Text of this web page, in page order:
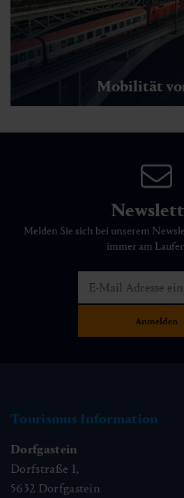
Mobilität
Melden Sie sich bei unserem
immer am
Tourismus Information
Dorfgastein
Dorfstraße 1,
5632 Dorfgastein